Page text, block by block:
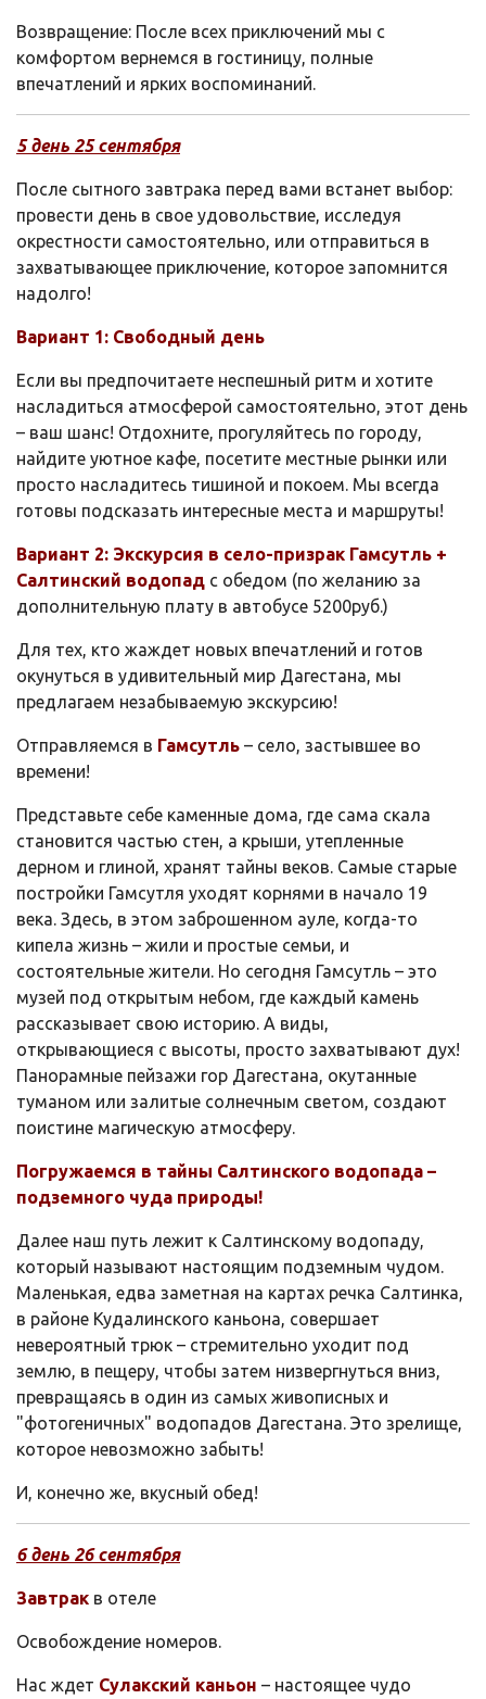
Возвращение: После всех приключений мы с
комфортом вернемся в гостиницу, полные
впечатлений и ярких воспоминаний.
5 день 25сентября
После сытного завтрака перед вами встанет выбор:
провести день в свое удовольствие, исследуя
окрестности самостоятельно, или отправиться в
захватывающее приключение, которое запомнится
надолго!
Вариант 1: Свободный день
Если вы предпочитаете неспешный ритм и хотите
насладиться атмосферой самостоятельно, этот день
– ваш шанс! Отдохните, прогуляйтесь по городу,
найдите уютное кафе, посетите местные рынки или
просто насладитесь тишиной и покоем. Мы всегда
готовы подсказать интересные места и маршруты!
Вариант 2: Экскурсия в село-призрак Гамсутль +
Салтинский водопад с обедом (по желанию за
дополнительную плату в автобусе 5200руб.)
Для тех, кто жаждет новых впечатлений и готов
окунуться в удивительный мир Дагестана, мы
предлагаем незабываемую экскурсию!
Отправляемся в Гамсутль – село, застывшее во
времени!
Представьте себе каменные дома, где сама скала
становится частью стен, а крыши, утепленные
дерном и глиной, хранят тайны веков. Самые старые
постройки Гамсутля уходят корнями в начало 19
века. Здесь, в этом заброшенном ауле, когда-то
кипела жизнь – жили и простые семьи, и
состоятельные жители. Но сегодня Гамсутль – это
музей под открытым небом, где каждый камень
рассказывает свою историю. А виды,
открывающиеся с высоты, просто захватывают дух!
Панорамные пейзажи гор Дагестана, окутанные
туманом или залитые солнечным светом, создают
поистине магическую атмосферу.
Погружаемся в тайны Салтинского водопада –
подземного чуда природы!
Далее наш путь лежит к Салтинскому водопаду,
который называют настоящим подземным чудом.
Маленькая, едва заметная на картах речка Салтинка,
в районе Кудалинского каньона, совершает
невероятный трюк – стремительно уходит под
землю, в пещеру, чтобы затем низвергнуться вниз,
превращаясь в один из самых живописных и
"фотогеничных" водопадов Дагестана. Это зрелище,
которое невозможно забыть!
И, конечно же, вкусный обед!
6 день 26сентября
Завтрак в отеле
Освобождение номеров.
Нас ждет Сулакский каньон – настоящее чудо